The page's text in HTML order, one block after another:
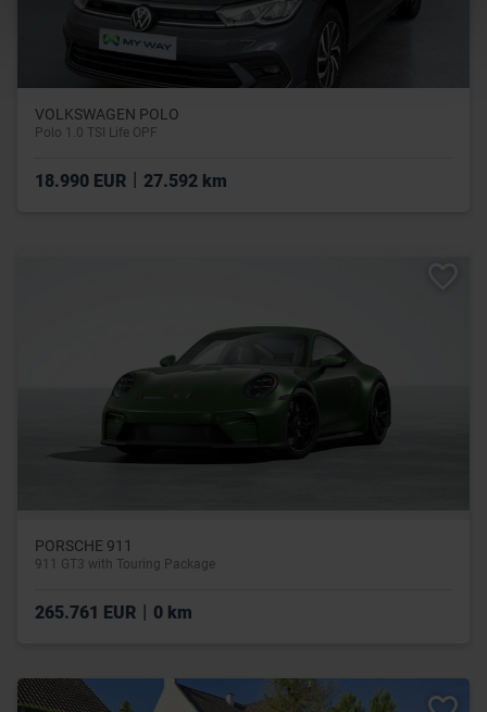
VOLKSWAGEN POLO
Polo 1.0 TSI Life OPF
18.990 EUR | 27.592 km
PORSCHE 911
911 GT3 with Touring Package
265.761 EUR | 0 km